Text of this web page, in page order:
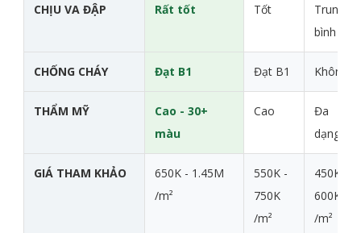
CHỊU VA ĐẬP Rất tốt Tốt
Trung
bình
CHỐNG CHÁY Đạt B1 Đạt B1 Không
THẨM MỸ
Cao - 30+
màu
Cao
Đa
dạng
GIÁ THAM KHẢO
650K - 1.45M
/m²
550K -
750K
/m²
450K -
600K
/m²